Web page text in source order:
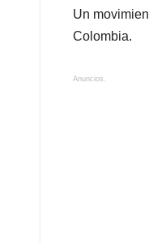
Un
Colombia.
Anuncios.